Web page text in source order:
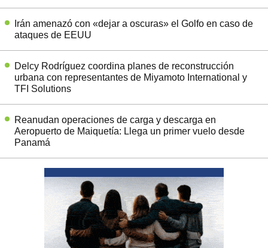
Irán amenazó con «dejar a oscuras» el Golfo en caso de
ataques de EEUU
Delcy Rodríguez coordina planes de reconstrucción
urbana con representantes de Miyamoto International y
TFI Solutions
Reanudan operaciones de carga y descarga en
Aeropuerto de Maiquetía: Llega un primer vuelo desde
Panamá